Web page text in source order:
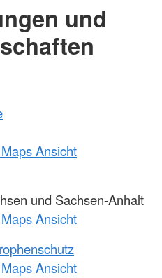
und
Ansicht
und Sachsen-Anhalt
Ansicht
Ansicht